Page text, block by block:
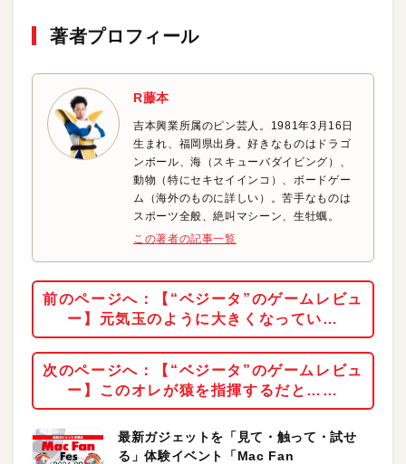
著者プロフィール
R藤本
吉本興業所属のピン芸人。1981年3月16日
生まれ、福岡県出身。好きなものはドラゴ
ンボール、海（スキューバダイビング）、
動物（特にセキセイインコ）、ボードゲー
ム（海外のものに詳しい）。苦手なものは
スポーツ全般、絶叫マシーン、生牡蠣。
この著者の記事一覧
前のページへ：【“ベジータ”のゲームレビュ
ー】元気玉のように大きくなってい…
次のページへ：【“ベジータ”のゲームレビュ
ー】このオレが猿を指揮するだと……
最新ガジェットを「見て・触って・試せ
る」体験イベント「Mac Fan